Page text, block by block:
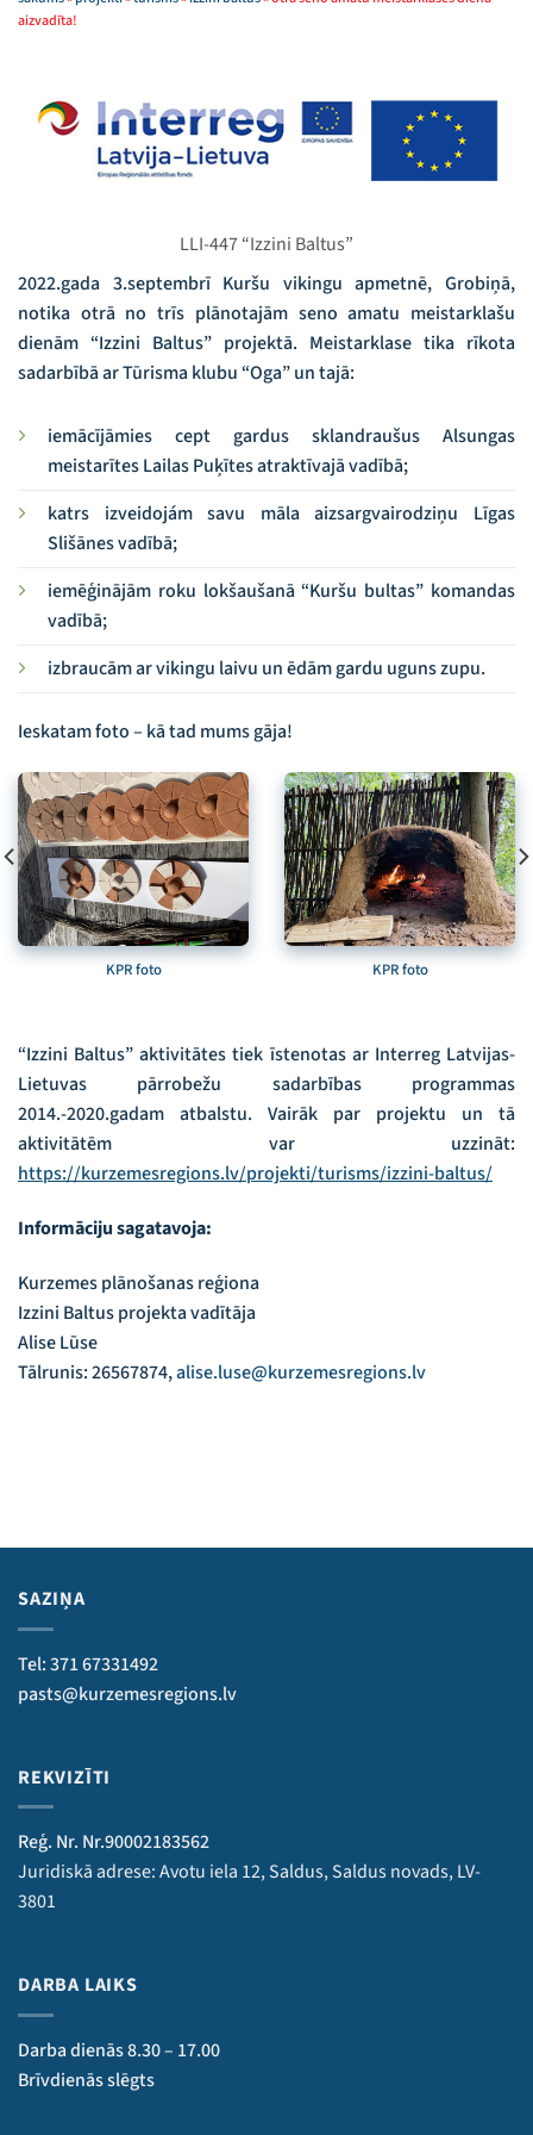
aizvadīta!
LLI-447 “Izzini Baltus”
2022.gada 3.septembrī Kuršu vikingu apmetnē, Grobiņā,
notika otrā no trīs plānotajām seno amatu meistarklašu
dienām “Izzini Baltus” projektā. Meistarklase tika rīkota
sadarbībā ar Tūrisma klubu “Oga” un tajā:
iemācījāmies cept gardus sklandraušus Alsungas
meistarītes Lailas Puķītes atraktīvajā vadībā;
katrs izveidojám savu māla aizsargvairodziņu Līgas
Slišānes vadībā;
iemēģinājām roku lokšaušanā “Kuršu bultas” komandas
vadībā;
izbraucām ar vikingu laivu un ēdām gardu uguns zupu.
Ieskatam foto – kā tad mums gāja!
KPR foto KPR foto
“Izzini Baltus” aktivitātes tiek īstenotas ar Interreg Latvijas-
Lietuvas pārrobežu sadarbības programmas
2014.-2020.gadam atbalstu. Vairāk par projektu un tā
aktivitātēm var uzzināt:
https://kurzemesregions.lv/projekti/turisms/izzini-baltus/
Informāciju sagatavoja:
Kurzemes plānošanas reģiona
Izzini Baltus projekta vadītāja
Alise Lūse
Tālrunis: 26567874,alise.luse@kurzemesregions.lv
SAZIŅA
Tel: 371 67331492
pasts@kurzemesregions.lv
REKVIZĪTI
Reģ. Nr. Nr.90002183562
Juridiskā adrese: Avotu iela 12, Saldus, Saldus novads, LV-
3801
DARBA LAIKS
Darba dienās 8.30 – 17.00
Brīvdienās slēgts